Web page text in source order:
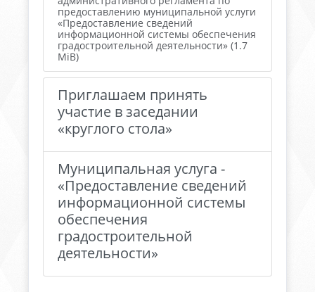
предоставлению муниципальной услуги
«Предоставление сведений
информационной системы обеспечения
градостроительной деятельности» (1.7
MiB)
Приглашаем принять
участие в заседании
«круглого стола»
Муниципальная услуга -
«Предоставление сведений
информационной системы
обеспечения
градостроительной
деятельности»